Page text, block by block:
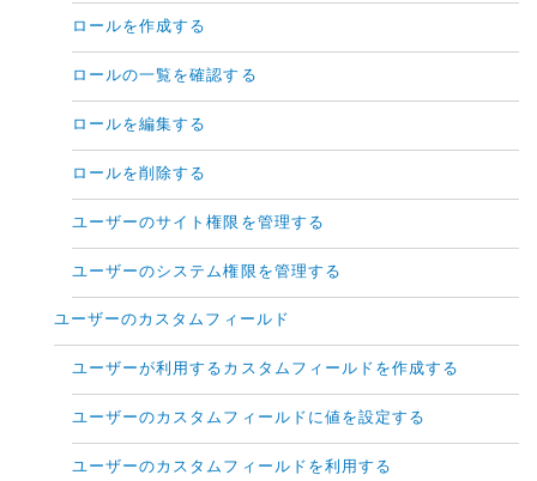
ロールを作成する
ロールの一覧を確認する
ロールを編集する
ロールを削除する
ユーザーのサイト権限を管理する
ユーザーのシステム権限を管理する
ユーザーのカスタムフィールド
ユーザーが利用するカスタムフィールドを作成する
ユーザーのカスタムフィールドに値を設定する
ユーザーのカスタムフィールドを利用する